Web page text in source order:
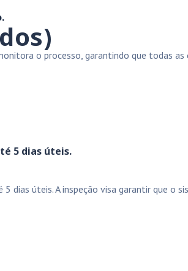
o processo, garantindo que todas
5 dias úteis.
dias úteis. A inspeção visa garantir que o